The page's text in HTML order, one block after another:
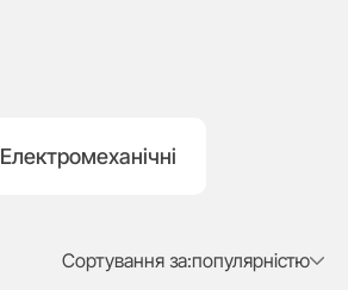
Електромеханічні
Сортування за:популярністю